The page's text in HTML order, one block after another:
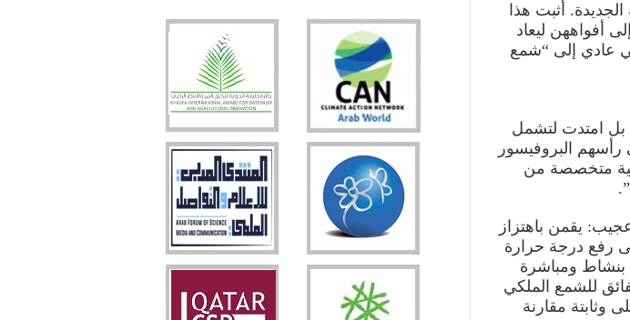
أثبت هذا
أفواههن ليعاد
عادي إلى “شمع
بل امتدت لتشمل
رأسهم البروفيسور
متخصصة من
يقمن باهتزاز
رفع درجة حرارة
بنشاط ومباشرة
للشمع الملكي
وثابتة مقارنة